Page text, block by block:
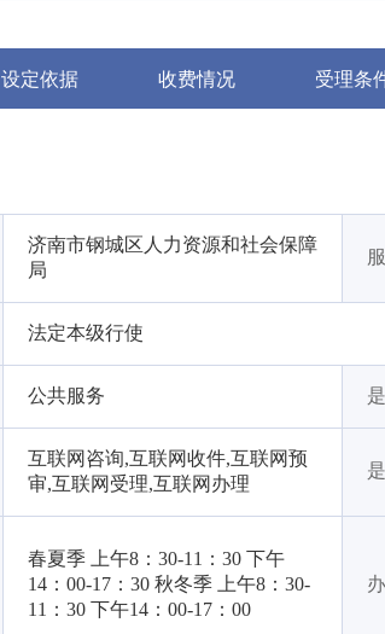
设定依据 收费情况 受理条
济南市钢城区人力资源和社会保障
局
法定本级行使
公共服务
互联网咨询,互联网收件,互联网预
审,互联网受理,互联网办理
春夏季 上午8：30-11：30 下午
14：00-17：30 秋冬季 上午8：30-
11：30 下午14：00-17：00